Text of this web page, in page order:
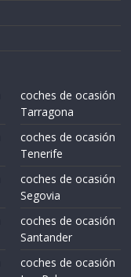
coches de ocasión
Tarragona
coches de ocasión
Tenerife
coches de ocasión
Segovia
coches de ocasión
Santander
coches de ocasión